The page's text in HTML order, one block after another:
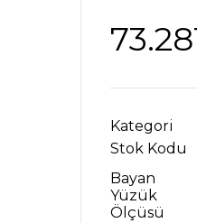
Kategori
Stok Kodu
Bayan
Yüzük
Ölçüsü